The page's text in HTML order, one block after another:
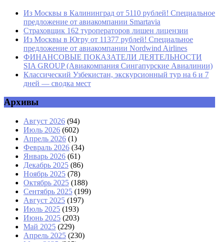
Из Москвы в Калининград от 5110 рублей! Специальное
предложение от авиакомпании Smartavia
Страховщик 162 туроператоров лишен лицензии
Из Москвы в Югру от 11377 рублей! Специальное
предложение от авиакомпании Nordwind Airlines
ФИНАНСОВЫЕ ПОКАЗАТЕЛИ ДЕЯТЕЛЬНОСТИ
SIA GROUP (Авиакомпания Сингапурские Авиалинии)
Классический Узбекистан, экскурсионный тур на 6 и 7
дней — сводка мест
Архивы
Август 2026 (94)
Июль 2026 (602)
Апрель 2026 (1)
Февраль 2026 (34)
Январь 2026 (61)
Декабрь 2025 (86)
Ноябрь 2025 (78)
Октябрь 2025 (188)
Сентябрь 2025 (199)
Август 2025 (197)
Июль 2025 (193)
Июнь 2025 (203)
Май 2025 (229)
Апрель 2025 (230)